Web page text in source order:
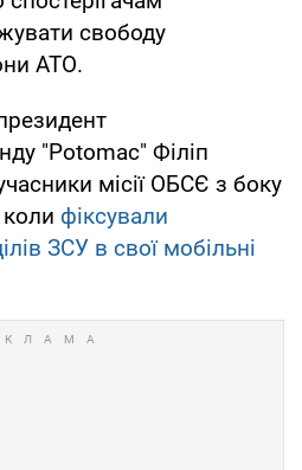
свободу
АТО.
"Potomac" Філіп
місії ОБСЄ з боку
коли фіксували
ЗСУ в свої мобільні